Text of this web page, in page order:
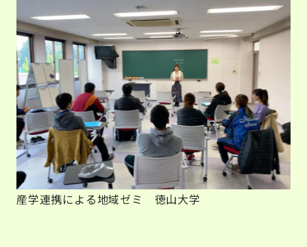
産学連携による地域ゼミ 徳山大学